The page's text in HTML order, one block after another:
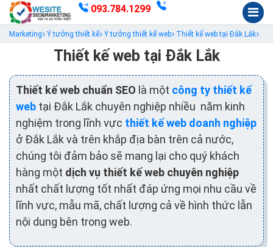
093.784.1299
Marketing Ý tưởng thiết kế Ý tưởng thiết kế web Thiết kế web tại Đắk Lắk
Thiết kế web tại Đắk Lắk
Thiết kế web chuẩn SEO là một công ty thiết kế
web tại Đắk Lắk chuyên nghiệp nhiều năm kinh
nghiệm trong lĩnh vực thiết kế web doanh nghiệp
ở Đắk Lắk và trên khắp địa bàn trên cả nước,
chúng tôi đảm bảo sẽ mang lại cho quý khách
hàng một dịch vụ thiết kế web chuyên nghiệp
nhất chất lượng tốt nhất đáp ứng mọi nhu cầu về
lĩnh vực, mẫu mã, chất lượng cả về hình thức lẫn
nội dung bên trong web.